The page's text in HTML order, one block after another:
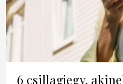
6 csillagjegy,